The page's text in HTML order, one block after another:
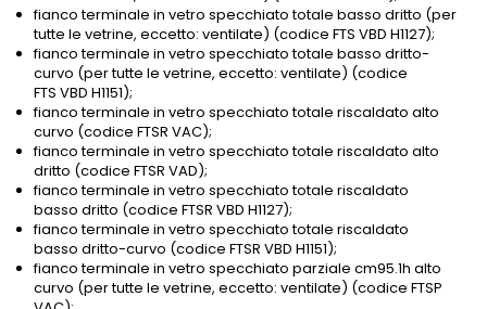
fianco terminale in vetro specchiato totale basso dritto (per
tutte le vetrine, eccetto: ventilate) (codice FTS VBD H1127);
fianco terminale in vetro specchiato totale basso dritto-
curvo (per tutte le vetrine, eccetto: ventilate) (codice
FTS VBD H1151);
fianco terminale in vetro specchiato totale riscaldato alto
curvo (codice FTSR VAC);
fianco terminale in vetro specchiato totale riscaldato alto
dritto (codice FTSR VAD);
fianco terminale in vetro specchiato totale riscaldato
basso dritto (codice FTSR VBD H1127);
fianco terminale in vetro specchiato totale riscaldato
basso dritto-curvo (codice FTSR VBD H1151);
fianco terminale in vetro specchiato parziale cm95.1h alto
curvo (per tutte le vetrine, eccetto: ventilate) (codice FTSP